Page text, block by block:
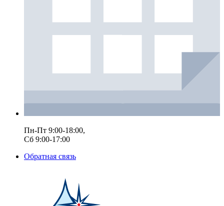
Пн-Пт 9:00-18:00,
Сб 9:00-17:00
Обратная связь